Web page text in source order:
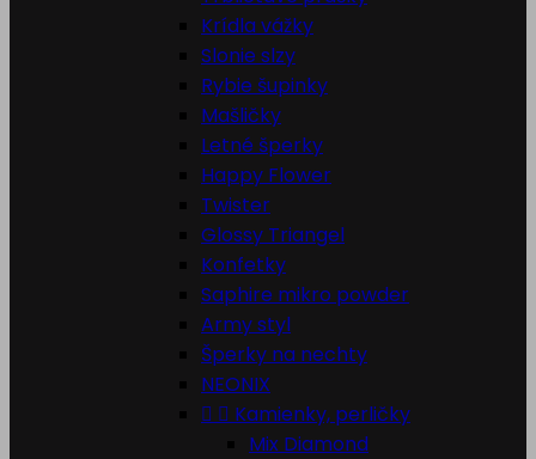
Krídla vážky
Slonie slzy
Rybie šupinky
Mašličky
Letné šperky
Happy Flower
Twister
Glossy Triangel
Konfetky
Saphire mikro powder
Army styl
Šperky na nechty
NEONIX
  Kamienky, perličky
Mix Diamond